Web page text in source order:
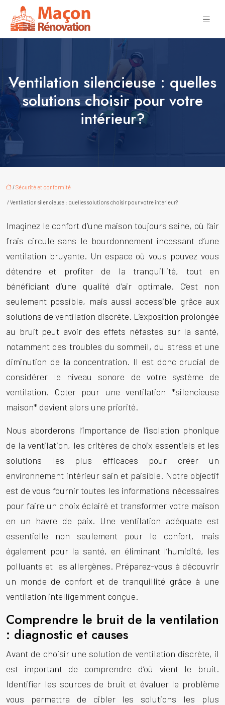
Ventilation silencieuse : quelles
solutions choisir pour votre
intérieur?
/Sécurité et conformité
/ Ventilation silencieuse : quelles solutions choisir pour votre intérieur?
Imaginez le confort d’une maison toujours saine, où l’air
frais circule sans le bourdonnement incessant d’une
ventilation bruyante. Un espace où vous pouvez vous
détendre et profiter de la tranquillité, tout en
bénéficiant d’une qualité d’air optimale. C’est non
seulement possible, mais aussi accessible grâce aux
solutions de ventilation discrète. L’exposition prolongée
au bruit peut avoir des effets néfastes sur la santé,
notamment des troubles du sommeil, du stress et une
diminution de la concentration. Il est donc crucial de
considérer le niveau sonore de votre système de
ventilation. Opter pour une ventilation *silencieuse
maison* devient alors une priorité.
Nous aborderons l’importance de l’isolation phonique
de la ventilation, les critères de choix essentiels et les
solutions les plus efficaces pour créer un
environnement intérieur sain et paisible. Notre objectif
est de vous fournir toutes les informations nécessaires
pour faire un choix éclairé et transformer votre maison
en un havre de paix. Une ventilation adéquate est
essentielle non seulement pour le confort, mais
également pour la santé, en éliminant l’humidité, les
polluants et les allergènes. Préparez-vous à découvrir
un monde de confort et de tranquillité grâce à une
ventilation intelligemment conçue.
Comprendre le bruit de la ventilation
: diagnostic et causes
Avant de choisir une solution de ventilation discrète, il
est important de comprendre d’où vient le bruit.
Identifier les sources de bruit et évaluer le problème
vous permettra de cibler les solutions les plus